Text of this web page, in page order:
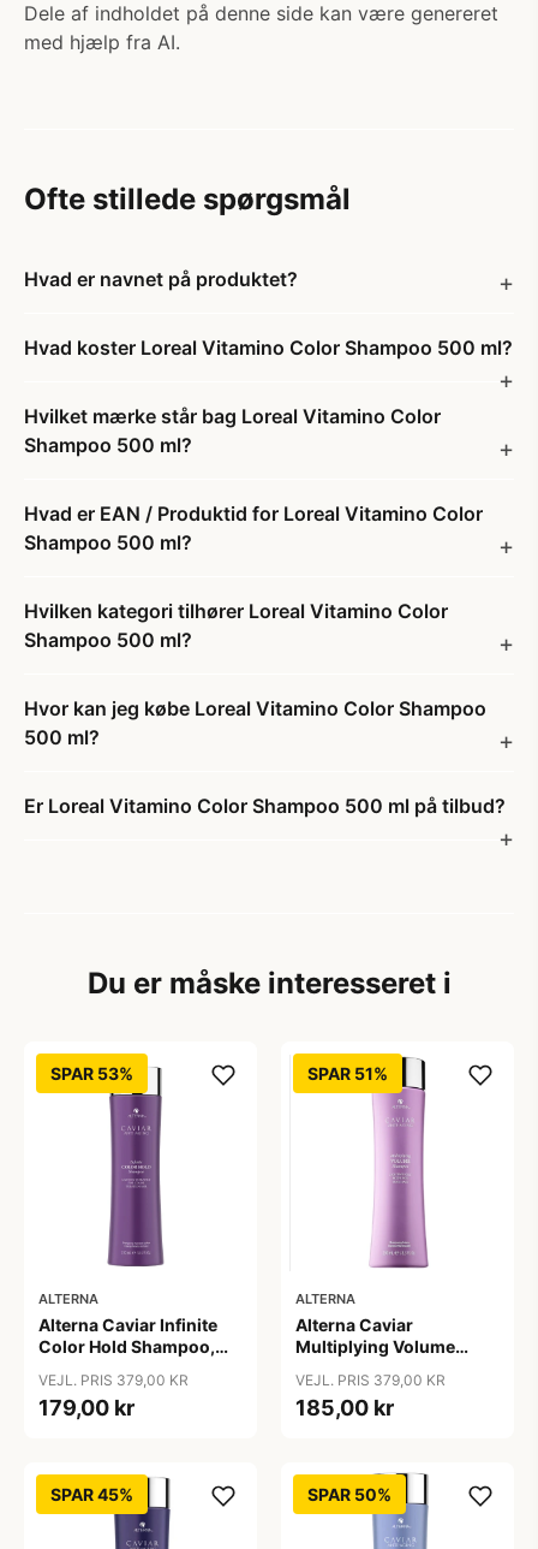
Dele af indholdet på denne side kan være genereret
med hjælp fra AI.
Ofte stillede spørgsmål
Hvad er navnet på produktet?
Hvad koster Loreal Vitamino Color Shampoo 500 ml?
Hvilket mærke står bag Loreal Vitamino Color
Shampoo 500 ml?
Hvad er EAN / Produktid for Loreal Vitamino Color
Shampoo 500 ml?
Hvilken kategori tilhører Loreal Vitamino Color
Shampoo 500 ml?
Hvor kan jeg købe Loreal Vitamino Color Shampoo
500 ml?
Er Loreal Vitamino Color Shampoo 500 ml på tilbud?
Du er måske interesseret i
SPAR 53%
ALTERNA
Alterna Caviar Infinite
Color Hold Shampoo,
VEJL. PRIS 379,00 KR
179,00 kr
SPAR 51%
ALTERNA
Alterna Caviar
Multiplying Volume
VEJL. PRIS 379,00 KR
185,00 kr
SPAR 45% SPAR 50%